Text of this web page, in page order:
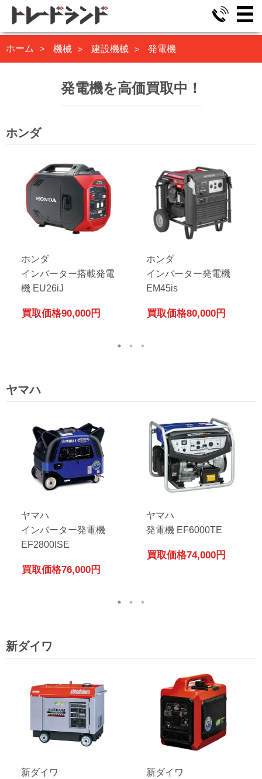
ホーム 機械 建設機械 発電機
発電機を高価買取中！
ホンダ
ホンダ
インバーター搭載発電
機 EU26iJ
買取価格90,000円
ホンダ
インバーター発電機
EM45is
買取価格80,000円
ヤマハ
ヤマハ
インバーター発電機
EF2800ISE
買取価格76,000円
ヤマハ
発電機 EF6000TE
買取価格74,000円
新ダイワ
新ダイワ
新ダイワ